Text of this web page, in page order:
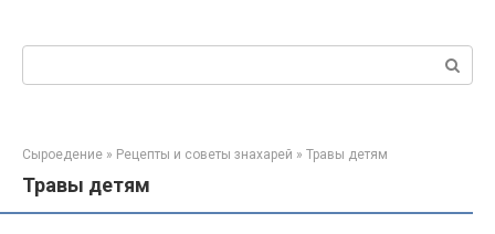
Поиск:
Сыроедение » Рецепты и советы знахарей » Травы детям
Травы детям